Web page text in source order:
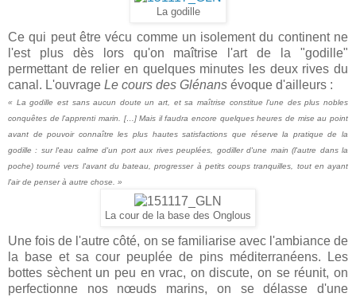
La godille
Ce qui peut être vécu comme un isolement du continent ne
l'est plus dès lors qu'on maîtrise l'art de la "godille"
permettant de relier en quelques minutes les deux rives du
canal. L'ouvrage Le cours des Glénans évoque d'ailleurs :
« La godille est sans aucun doute un art, et sa maîtrise constitue l'une des plus nobles
conquêtes de l'apprenti marin. […] Mais il faudra encore quelques heures de mise au point
avant de pouvoir connaître les plus hautes satisfactions que réserve la pratique de la
godille : sur l'eau calme d'un port aux rives peuplées, godiller d'une main (l'autre dans la
poche) tourné vers l'avant du bateau, progresser à petits coups tranquilles, tout en ayant
l'air de penser à autre chose. »
La cour de la base des Onglous
Une fois de l'autre côté, on se familiarise avec l'ambiance de
la base et sa cour peuplée de pins méditerranéens. Les
bottes sèchent un peu en vrac, on discute, on se réunit, on
perfectionne nos nœuds marins, on se délasse d'une